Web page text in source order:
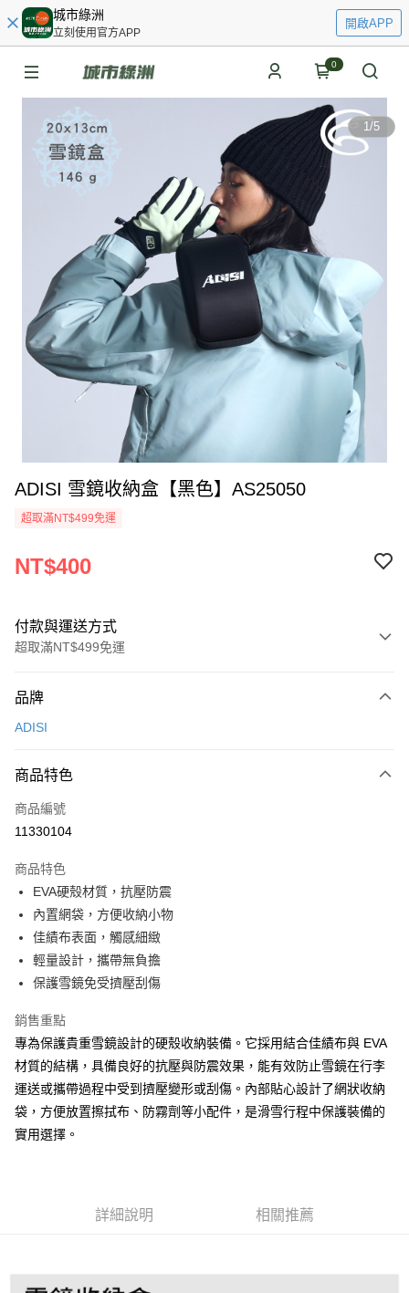
城市綠洲
立刻使用官方APP
開啟APP
0
1/5
ADISI 雪鏡收納盒【黑色】AS25050
超取滿NT$499免運
NT$400
付款與運送方式
超取滿NT$499免運
信用卡一次付款
LINE Pay
Apple Pay
悠遊付
Google Pay
全盈+PAY
AFTEE先享後付
【關於「AFTEE先享後付」】
AFTEE先享後付是「在收到商品之後才付款」的支付方式。 讓您購物簡單
１．簡單：不需註冊會員、不需綁卡、不需儲值。
２．便利：只要手機號碼，簡訊認證，即可結帳。
３．安心：先確認商品／服務後，再付款。
【「AFTEE先享後付」結帳流程】
ATM／網路銀行／等多元方式進行付款，方視為交易完成。
※ 交易是否成功請以「AFTEE先享後付 」之結帳頁面顯示為準，若有關於
ATM付款
運送方式
全家取貨付款
每筆NT$60，滿NT$499(含以上)免運費
付款後門市自取
品牌
ADISI
商品特色
商品編號
11330104
商品特色
EVA硬殼材質，抗壓防震
內置網袋，方便收納小物
佳績布表面，觸感細緻
輕量設計，攜帶無負擔
保護雪鏡免受擠壓刮傷
銷售重點
專為保護貴重雪鏡設計的硬殼收納裝備。它採用結合佳績布與 EVA
材質的結構，具備良好的抗壓與防震效果，能有效防止雪鏡在行李
運送或攜帶過程中受到擠壓變形或刮傷。內部貼心設計了網狀收納
袋，方便放置擦拭布、防霧劑等小配件，是滑雪行程中保護裝備的
實用選擇。
詳細說明 相關推薦